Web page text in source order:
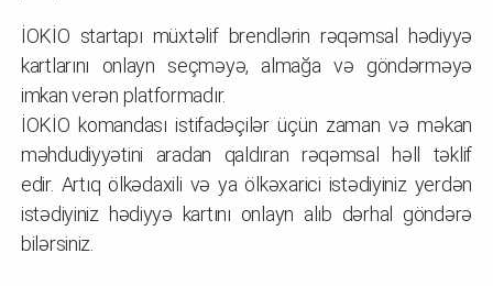
İOKİO startapı müxtəlif brendlərin rəqəmsal hədiyyə
kartlarını onlayn seçməyə, almağa və göndərməyə
imkan verən platformadır.
İOKİO komandası istifadəçilər üçün zaman və məkan
məhdudiyyətini aradan qaldıran rəqəmsal həll təklif
edir. Artıq ölkədaxili və ya ölkəxarici istədiyiniz yerdən
istədiyiniz hədiyyə kartını onlayn alıb dərhal göndərə
bilərsiniz.